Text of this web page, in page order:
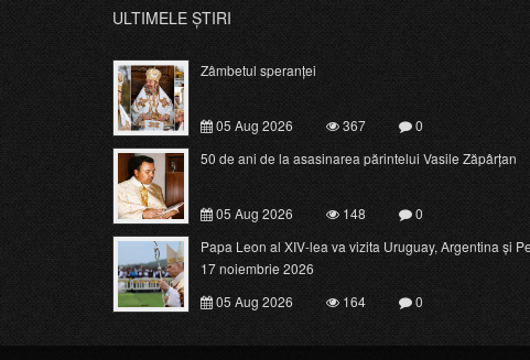
ULTIMELE ȘTIRI
Zâmbetul speranței
05 Aug 2026 367
0
50 de ani de la asasinarea părintelui Vasile Zăpârțan
05 Aug 2026 148
0
Papa Leon al XIV-lea va vizita Uruguay, Argentina și
17 noiembrie 2026
05 Aug 2026
164 0